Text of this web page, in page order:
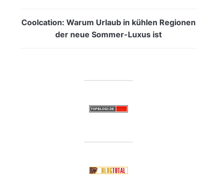
Coolcation: Warum Urlaub in kühlen Regionen
der neue Sommer-Luxus ist